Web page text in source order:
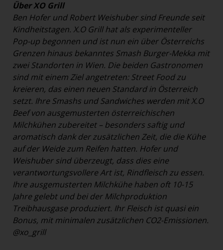
Über XO Grill
Ben Hofer und Robert Weishuber sind Freunde seit
Kindheitstagen. X.O Grill hat als experimenteller
Pop-up begonnen und ist nun ein über Österreichs
Grenzen hinaus bekanntes Smash Burger-Mekka mit
zwei Standorten in Wien. Die beiden Gastronomen
sind mit einem Ziel angetreten: Street Food zu
kreieren, das einen neuen Standard in Österreich
setzt. Ihre Smashs und Sandwiches werden mit X.O
Beef von ausgemusterten österreichischen
Milchkühen zubereitet – besonders saftig und
aromatisch dank der zusätzlichen Zeit, die die Kühe
auf der Weide zum Reifen hatten. Hofer und
Weishuber sind überzeugt, dass dies eine
verantwortungsvollere Art ist, Rindfleisch zu essen.
Ihre ausgemusterten Milchkühe haben oft 10-15
Jahre gelebt und bei der Milchproduktion
Treibhausgase produziert. Ihr Fleisch ist quasi ein
Bonus, mit minimalen zusätzlichen CO2-Emissionen.
@xo_grill